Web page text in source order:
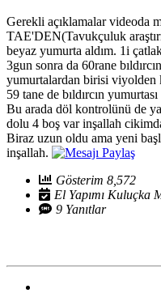
Gerekli açıklamalar videoda
TAE'DEN(Tavukçuluk
beyaz yumurta aldım. 1i
3gun sonra da 60rane
yumurtalardan birisi viyolden
59 tane de bıldırcın yumurtası
Bu arada döl kontrolünü de
dolu 4 boş var inşallah
Biraz uzun oldu ama yeni
inşallah.
Gösterim 8,572
El Yapımı Kuluçka
9 Yanıtlar